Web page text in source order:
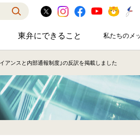
希望するのサブメニューを開閉
東弁にできること東弁にできることのサブ
私たちのメ私
アンスと内部通報制度｣の反訳を掲載しました